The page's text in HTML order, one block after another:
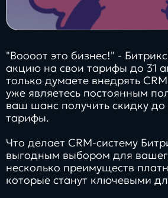
Заполнить
бриф
Контакты
8 800 505 34 99
info@direkt.ink
"Воооот это бизнес!" -
акцию на свои тарифы до 31
только думаете внедрять
уже являетесь постоянным
ваш шанс получить скидку
тарифы.
Что делает CRM-систему
выгодным выбором для
несколько преимуществ
которые станут ключевыми